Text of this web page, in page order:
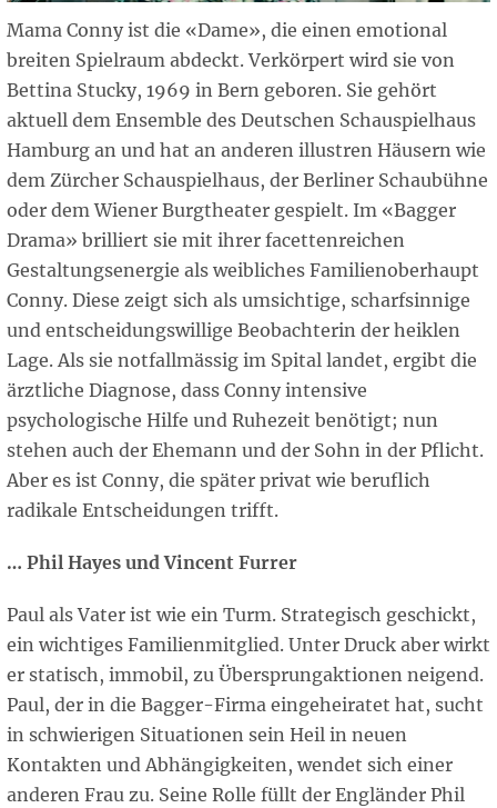
Mama Conny ist die «Dame», die einen emotional
breiten Spielraum abdeckt. Verkörpert wird sie von
Bettina Stucky, 1969 in Bern geboren. Sie gehört
aktuell dem Ensemble des Deutschen Schauspielhaus
Hamburg an und hat an anderen illustren Häusern wie
dem Zürcher Schauspielhaus, der Berliner Schaubühne
oder dem Wiener Burgtheater gespielt. Im «Bagger
Drama» brilliert sie mit ihrer facettenreichen
Gestaltungsenergie als weibliches Familienoberhaupt
Conny. Diese zeigt sich als umsichtige, scharfsinnige
und entscheidungswillige Beobachterin der heiklen
Lage. Als sie notfallmässig im Spital landet, ergibt die
ärztliche Diagnose, dass Conny intensive
psychologische Hilfe und Ruhezeit benötigt; nun
stehen auch der Ehemann und der Sohn in der Pflicht.
Aber es ist Conny, die später privat wie beruflich
radikale Entscheidungen trifft.
… Phil Hayes und Vincent Furrer
Paul als Vater ist wie ein Turm. Strategisch geschickt,
ein wichtiges Familienmitglied. Unter Druck aber wirkt
er statisch, immobil, zu Übersprungaktionen neigend.
Paul, der in die Bagger-Firma eingeheiratet hat, sucht
in schwierigen Situationen sein Heil in neuen
Kontakten und Abhängigkeiten, wendet sich einer
anderen Frau zu. Seine Rolle füllt der Engländer Phil